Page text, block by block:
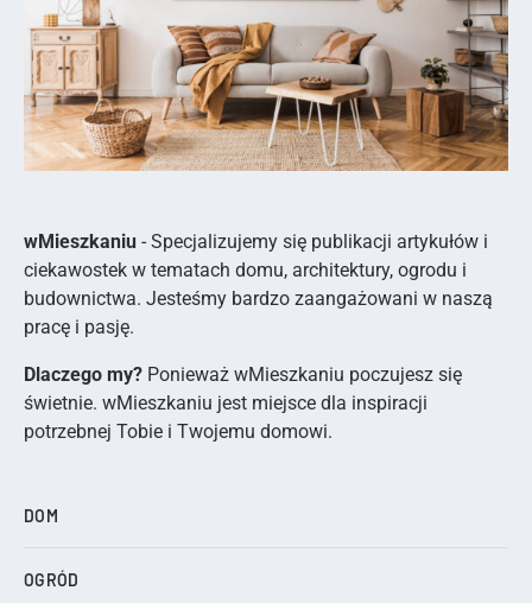
wMieszkaniu - Specjalizujemy się publikacji artykułów i
ciekawostek w tematach domu, architektury, ogrodu i
budownictwa. Jesteśmy bardzo zaangażowani w naszą
pracę i pasję.
Dlaczego my? Ponieważ wMieszkaniu poczujesz się
świetnie. wMieszkaniu jest miejsce dla inspiracji
potrzebnej Tobie i Twojemu domowi.
DOM
OGRÓD